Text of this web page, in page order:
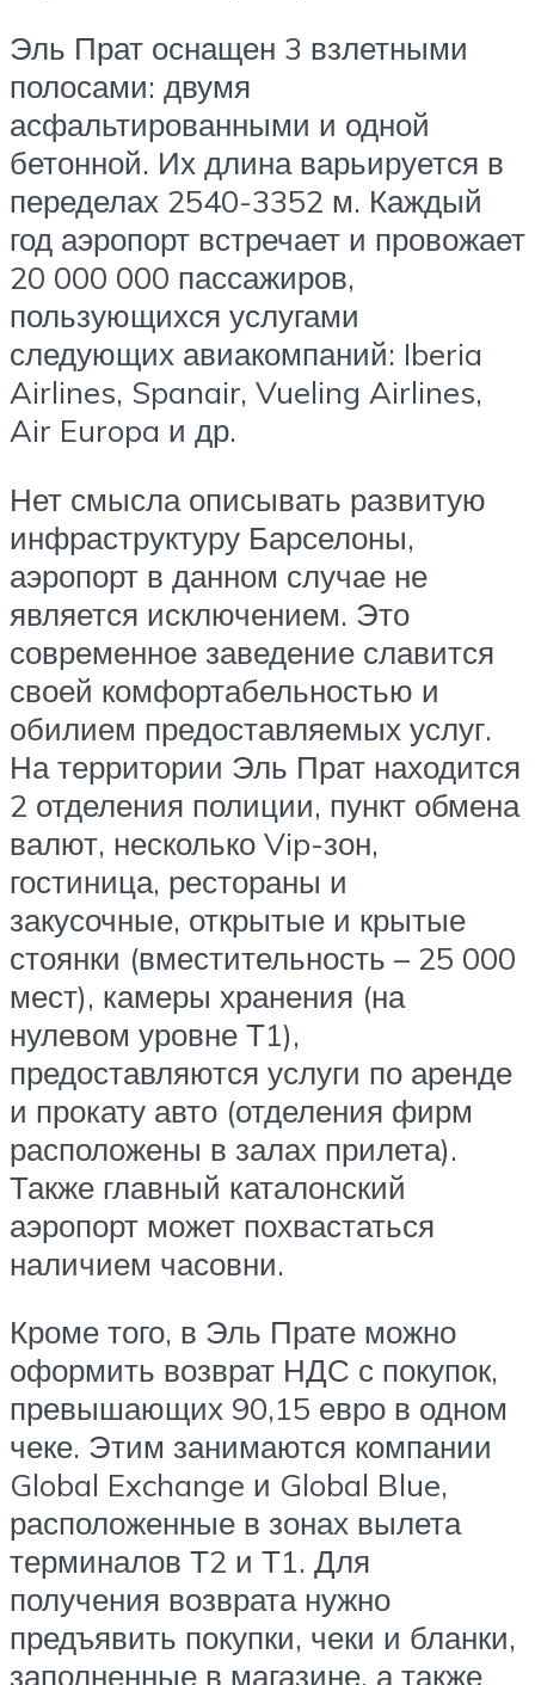
Эль Прат оснащен 3 взлетными
полосами: двумя
асфальтированными и одной
бетонной. Их длина варьируется в
переделах 2540-3352 м. Каждый
год аэропорт встречает и провожает
20 000 000 пассажиров,
пользующихся услугами
следующих авиакомпаний: Iberia
Airlines, Spanair, Vueling Airlines,
Air Europa и др.
Нет смысла описывать развитую
инфраструктуру Барселоны,
аэропорт в данном случае не
является исключением. Это
современное заведение славится
своей комфортабельностью и
обилием предоставляемых услуг.
На территории Эль Прат находится
2 отделения полиции, пункт обмена
валют, несколько Vip-зон,
гостиница, рестораны и
закусочные, открытые и крытые
стоянки (вместительность – 25 000
мест), камеры хранения (на
нулевом уровне Т1),
предоставляются услуги по аренде
и прокату авто (отделения фирм
расположены в залах прилета).
Также главный каталонский
аэропорт может похвастаться
наличием часовни.
Кроме того, в Эль Прате можно
оформить возврат НДС с покупок,
превышающих 90,15 евро в одном
чеке. Этим занимаются компании
Global Exchange и Global Blue,
расположенные в зонах вылета
терминалов Т2 и Т1. Для
получения возврата нужно
предъявить покупки, чеки и бланки,
заполненные в магазине, а также